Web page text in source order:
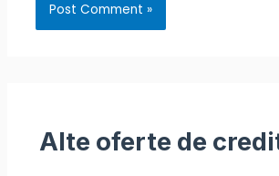
Alte oferte de